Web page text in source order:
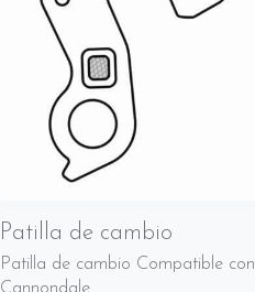
Patilla de cambio
Patilla de cambio Compatible con
Cannondale